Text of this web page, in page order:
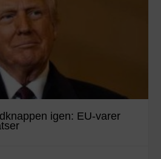
igen: EU-varer